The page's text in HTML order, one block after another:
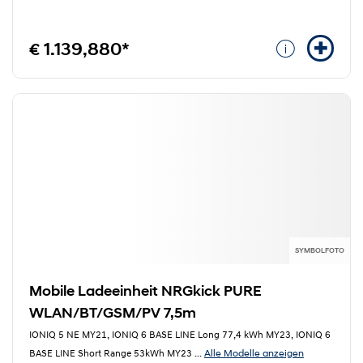
€ 1.139,880*
SYMBOLFOTO
Mobile Ladeeinheit NRGkick PURE
WLAN/BT/GSM/PV 7,5m
IONIQ 5 NE MY21, IONIQ 6 BASE LINE Long 77,4 kWh MY23, IONIQ 6
BASE LINE Short Range 53kWh MY23 ... Alle Modelle anzeigen